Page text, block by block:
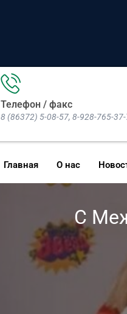
Телефон / факс
8 (86372) 5-08-57, 8-928-765-
Главная О нас
С